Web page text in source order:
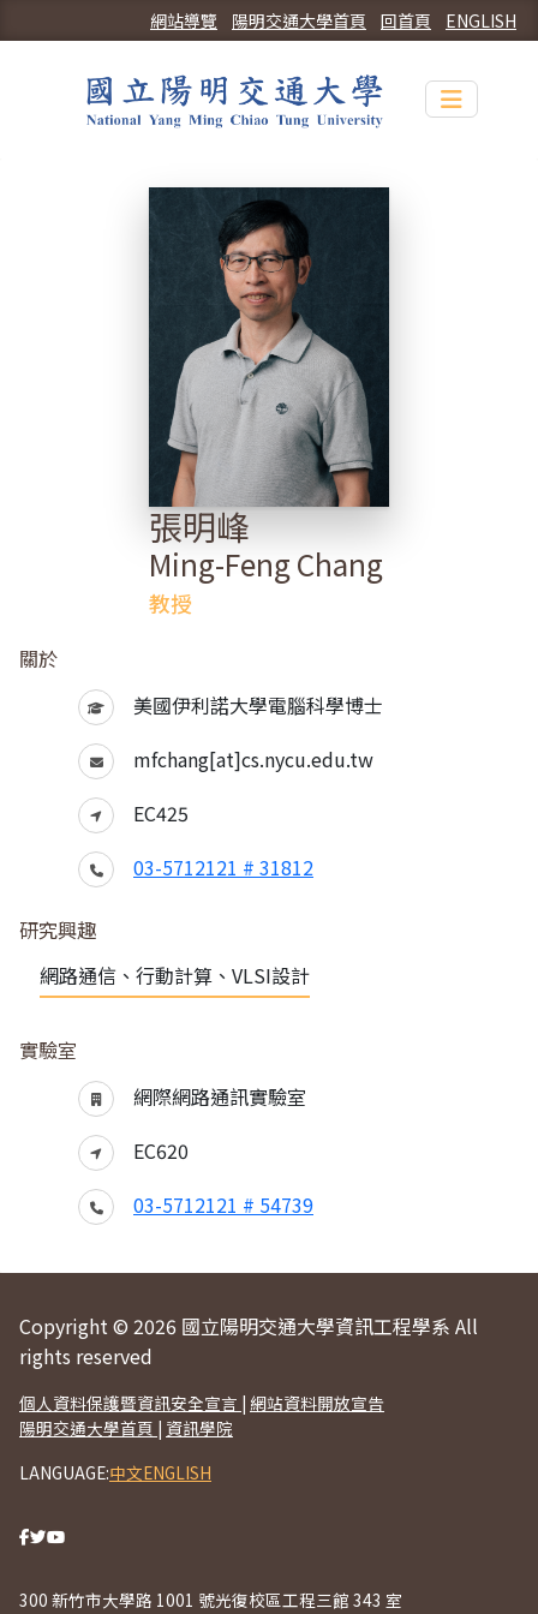
ENGLISH
回首頁
陽明交通大學首頁
網站導覽
Toggle
張明峰
Ming-Feng Chang
教授
關於
美國伊利諾大學電腦科學博士
mfchang[at]cs.nycu.edu.tw
EC425
03-5712121 # 31812
研究興趣
網路通信、行動計算、VLSI設計
實驗室
網際網路通訊實驗室
EC620
03-5712121 # 54739
Copyright © 2026 國立陽明交通大學資訊工程學系 All
rights reserved
個人資料保護暨資訊安全宣言 | 網站資料開放宣告
陽明交通大學首頁 | 資訊學院
LANGUAGE:中文ENGLISH
300 新竹市大學路 1001 號光復校區工程三館 343 室